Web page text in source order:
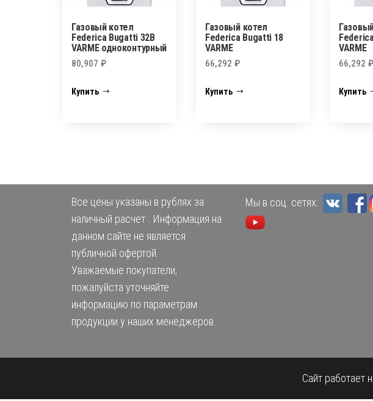
Газовый котел
Federica Bugatti 32B
VARME одноконтурный
80,907 ₽
Купить
Газовый котел
Federica Bugatti 18
VARME
66,292₽
Купить
VARME
66,292₽
Купить
Все цены указаны в рублях за
наличный расчет . Информация на
данном сайте не является
публичной офертой.
Уважаемые покупатели,
пожалуйста уточняйте
информацию по параметрам
продукции у наших менеджеров.
Мы в соц. сетях:
Сайт работает